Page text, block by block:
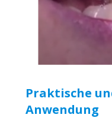
Praktische
Anwendung